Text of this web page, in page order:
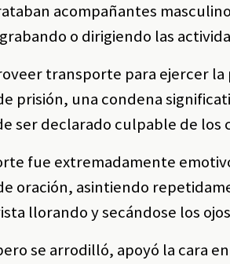
acompañantes
o dirigiendo las
transporte para ejercer
prisión, una condena
ser declarado culpable de los
fue extremadamente
oración, asintiendo
llorando y secándose los
se arrodilló, apoyó la cara